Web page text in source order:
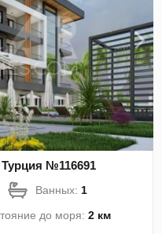
№116691
Ванных: 1
до моря:2 км